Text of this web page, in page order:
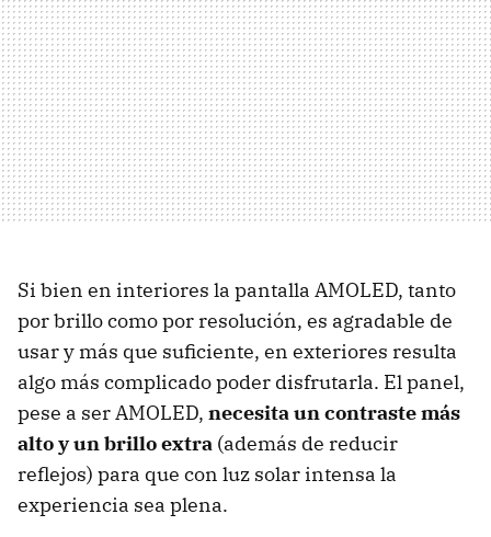
Si bien en interiores la pantalla AMOLED, tanto
por brillo como por resolución, es agradable de
usar y más que suficiente, en exteriores resulta
algo más complicado poder disfrutarla. El panel,
pese a ser AMOLED, necesita un contraste más
alto y un brillo extra (además de reducir
reflejos) para que con luz solar intensa la
experiencia sea plena.